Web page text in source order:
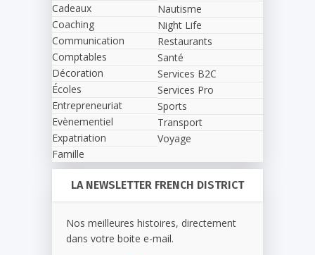
Cadeaux
Coaching
Communication
Comptables
Décoration
Écoles
Entrepreneuriat
Evènementiel
Expatriation
Famille
Nautisme
Night Life
Restaurants
Santé
Services B2C
Services Pro
Sports
Transport
Voyage
LA NEWSLETTER FRENCH DISTRICT
Nos meilleures histoires, directement
dans votre boite e-mail.